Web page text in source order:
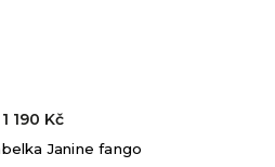
Janine fango
1 190 Kč